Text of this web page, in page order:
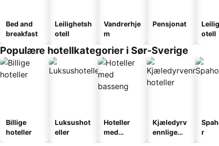
Bed and
breakfast
Leilighetsh
otell
Vandrerhje
m
Pensjonat
otell
Populære hotellkategorier i Sør-Sverige
Billige
hoteller
Luksushot
eller
Hoteller
med
Kjæledyrv
ennlige
r